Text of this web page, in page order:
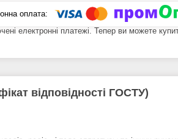
електронні платежі. Тепер ви можете
відповідності ГОСТУ)